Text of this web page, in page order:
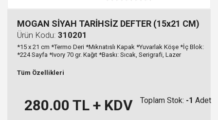
MOGAN SİYAH TARİHSİZ DEFTER (15x21 CM)
Ürün Kodu: 310201
*15 x 21 cm *Termo Deri *Mıknatıslı Kapak *Yuvarlak Köşe *İç Blok:
*224 Sayfa *Ivory 70 gr. Kağıt *Baskı: Sıcak, Serigrafi, Lazer
Tüm Özellikleri
280.00 TL + KDV Toplam Stok: -1 Adet